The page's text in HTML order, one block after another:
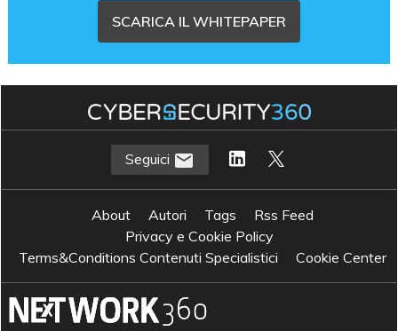
SCARICA IL WHITEPAPER
Seguici
About Autori Tags
Rss Feed
Privacy e Cookie Policy
Terms&Conditions Contenuti Specialistici
Cookie Center